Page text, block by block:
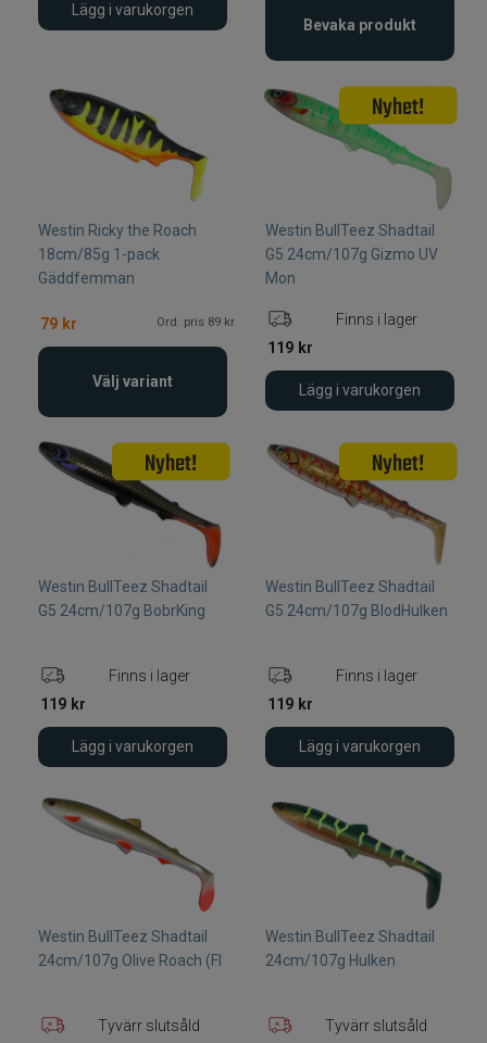
Lägg i varukorgen
Bevaka produkt
Westin Ricky the Roach
18cm/85g 1-pack
Gäddfemman
79 kr Ord. pris 89 kr
Välj variant
Westin BullTeez Shadtail
G5 24cm/107g Gizmo UV
Mon
Finns i lager
119 kr
Lägg i varukorgen
Westin BullTeez Shadtail
G5 24cm/107g BobrKing
Finns i lager
119 kr
Lägg i varukorgen
Westin BullTeez Shadtail
G5 24cm/107g BlodHulken
Finns i lager
119 kr
Lägg i varukorgen
Westin BullTeez Shadtail
24cm/107g Olive Roach (Fl
Tyvärr slutsåld
Westin BullTeez Shadtail
24cm/107g Hulken
Tyvärr slutsåld